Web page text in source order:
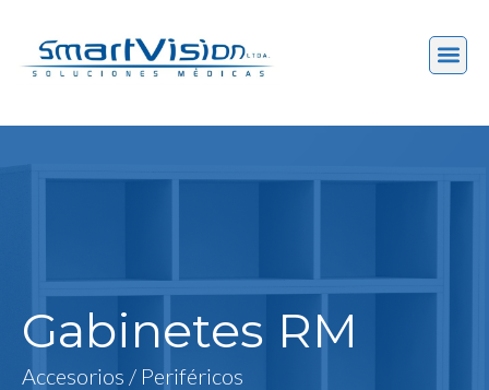
Gabinetes RM
Accesorios / Periféricos